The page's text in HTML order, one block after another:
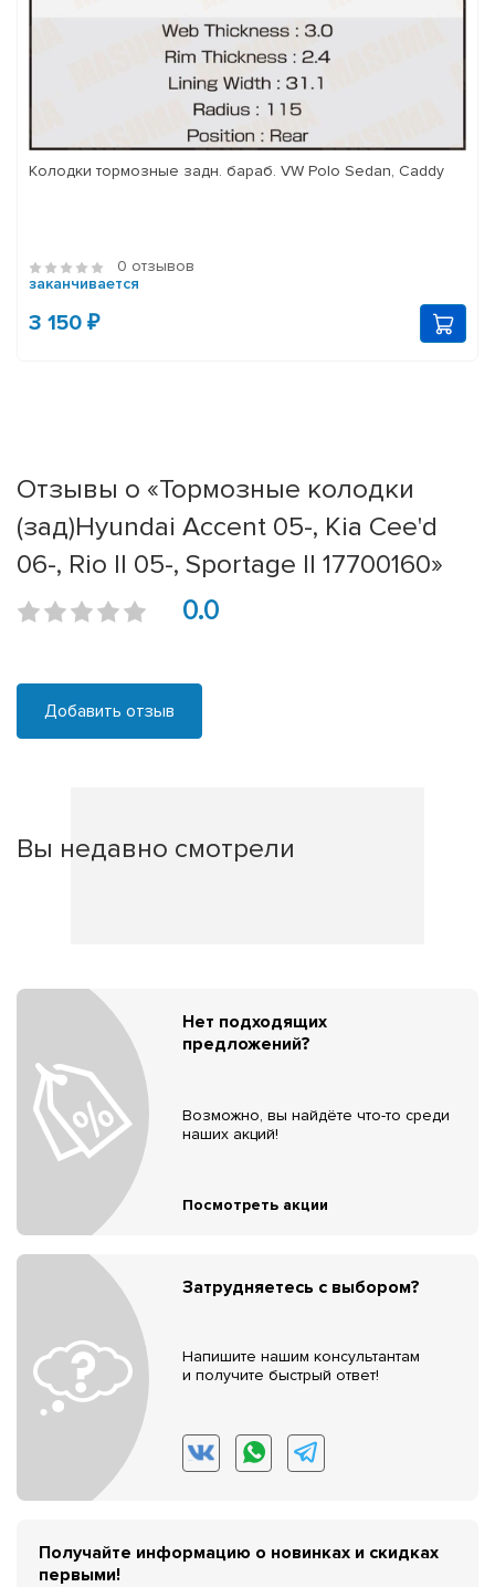
Колодки тормозные задн. бараб. VW Polo Sedan, Caddy
0 отзывов
заканчивается
3 150 ₽
Отзывы о «Тормозные колодки
(зад)Hyundai Accent 05-, Kia Cee'd
06-, Rio II 05-, Sportage II 17700160»
0.0
Добавить отзыв
Вы недавно смотрели
Нет подходящих
предложений?
Возможно, вы найдёте что-то среди
наших акций!
Посмотреть акции
Затрудняетесь с выбором?
Напишите нашим консультантам
и получите быстрый ответ!
Получайте информацию о новинках и скидках
первыми!